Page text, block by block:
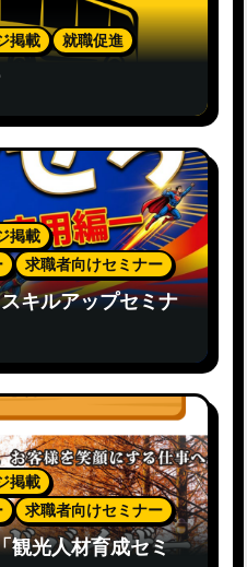
掲載 就職促進
掲載
求職者向けセミナー
キルアップセミナ
掲載
求職者向けセミナー
観光人材育成セミ